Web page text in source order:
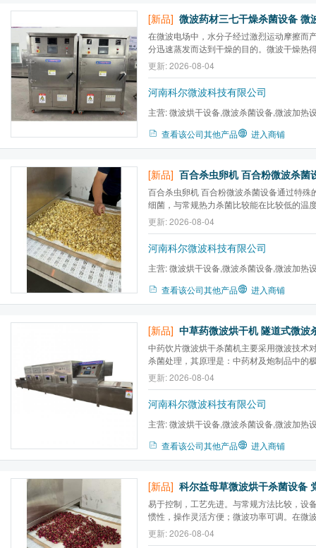
[新品]
在微波电场中，水分子经过激烈运动摩擦而
分迅速蒸发而达到干燥的目的。微波干燥热
度低、时间短(仅需几小时)，不影响药材的
构，目有杀菌、杀虫作用，cao作环境好。
前景较为光明。
更新: 2026-08-04
河南科尔微波科技有限公司
主营:微波烘干设备,微波杀菌设备,微波加热
查看该公司其他产品 进入商铺
[新品]
百合杀虫卵机 百合粉微波杀菌设备通过特殊
细菌，与常规热力杀菌比较能在比较低的温
能获得所需的消毒杀菌效果，能保持营养成
证明，一股在70℃可全部杀死大肠杆菌，
大大降低，时间只需2~3分钟，速度快，时
中...
更新: 2026-08-04
河南科尔微波科技有限公司
主营:微波烘干设备,微波杀菌设备,微波加热
查看该公司其他产品 进入商铺
[新品]
中药饮片微波烘干杀菌机主要采用微波技术
杀菌处理，其原理是：中药材及炮制品中的
地吸收微波能量，在交流电场中，因电场时
子发生急速振动，致使分子间互相摩擦而生
菌的目的。
更新: 2026-08-04
河南科尔微波科技有限公司
主营:微波烘干设备,微波杀菌设备,微波加热
查看该公司其他产品 进入商铺
[新品]
易于控制，工艺先进。与常规方法比较，设
惯性，操作灵活方便；微波功率可调。在微
废水，无废气，是一种an全无害的高新技术
来经济效益！
更新: 2026-08-04